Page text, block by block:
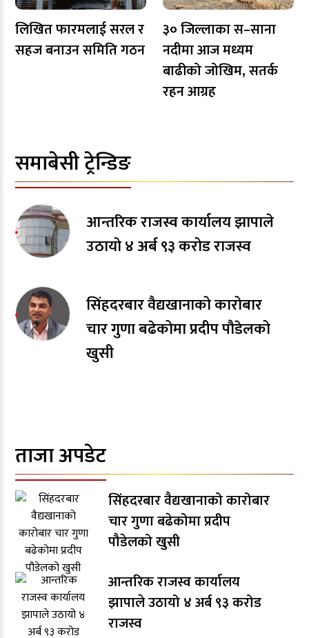
लिखित फारमलाई सरल र
सहज बनाउन समिति गठन
३० जिल्लाका स–साना
नदीमा आज मध्यम
बाढीको जोखिम, सतर्क
रहन आग्रह
समाबेसी ट्रेन्डिङ
आन्तरिक राजस्व कार्यालय झापाले
उठायो ४ अर्ब ९३ करोड राजस्व
सिंहदरबार वैद्यखानाको कारोबार
चार गुणा बढेकोमा प्रदीप पौडेलको
खुसी
ताजा अपडेट
सिंहदरबार वैद्यखानाको कारोबार
चार गुणा बढेकोमा प्रदीप
पौडेलको खुसी
आन्तरिक राजस्व कार्यालय
झापाले उठायो ४ अर्ब ९३ करोड
राजस्व